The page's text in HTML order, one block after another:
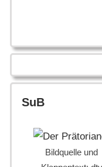
SuB
Bildquelle und